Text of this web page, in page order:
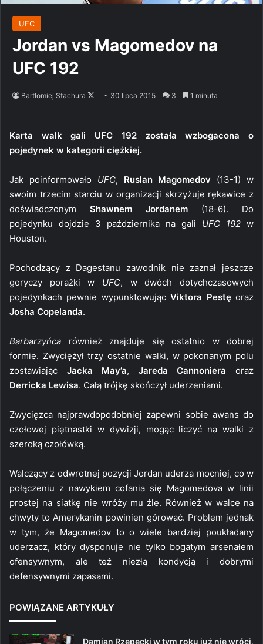
UFC
Jordan vs Magomedov na
UFC 192
Bartłomiej Stachura
Follow30 lipca 2015 3 1 minuta
Karta walk gali UFC 192 została wzbogacona o
pojedynek w kategorii ciężkiej.
Jak poinformowało UFC, Ruslan Magomedov (13-1) w
swoim trzecim starciu w organizacji skrzyżuje rękawice z
doświadczonym Shawnem Jordanem (18-6). Do
pojedynku dojdzie 3 października na gali UFC 192 w
Houston.
Pochodzący z Dagestanu zawodnik nie zaznał jeszcze
goryczy porażki w UFC, w dwóch dotychczasowych
pojedynkach pewnie wypunktowującViktora Pestęoraz
Josha Copelanda.
Barbarzyńca również znajduje się ostatnio w dobrej
formie. Zwyciężył trzy ostatnie walki, w pokonanym polu
zostawiając Jacka May’a, Jareda Cannoniera oraz
Derricka Lewisa. Całą trójkę skończył uderzeniami.
Zwycięzca najprawdopodobniej zapewni sobie awans do
czołowej piętnastki w dywizji, mogąc liczyć na walki z
szeroką czołówką.
Walczący z odwrotnej pozycji Jordan uderza mocniej, co w
połączeniu z nawykiem cofania się Magomedova w linii
prostej na siatkę nie wróży mu źle. Również w walce na
chwyty to Amerykanin powinien górować. Problem jednak
w tym, że Magomedov to o wiele bardziej poukładany
uderzacz, który dysponuje nie tylko bogatym arsenałem
ofensywnym, ale też niezłą kondycją i dobrymi
defensywnymi zapasami.
POWIĄZANE ARTYKUŁY
Damian Rzepecki w tym roku już nie wróci,